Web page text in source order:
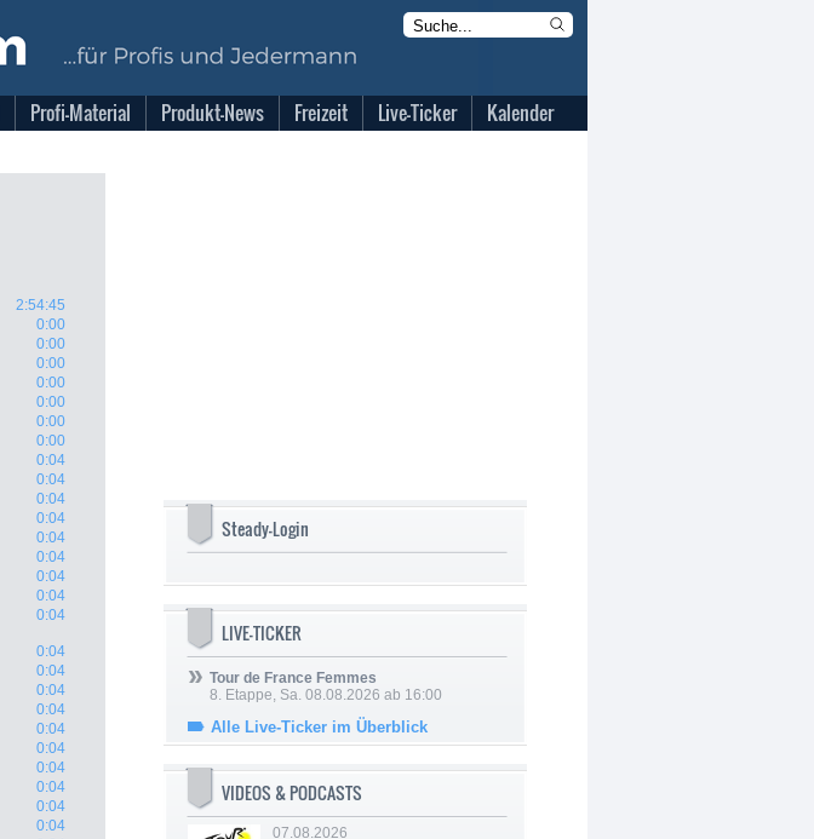
Profi-Material Produkt-News Freizeit Live-Ticker Kalender
2:54:45
0:00
0:00
0:00
0:00
0:00
0:00
0:00
0:04
0:04
0:04
0:04
0:04
0:04
0:04
0:04
0:04
0:04
0:04
0:04
0:04
0:04
0:04
0:04
0:04
0:04
0:04
Steady-Login
LIVE-TICKER
Tour de France Femmes
8. Etappe, Sa. 08.08.2026 ab 16:00
Alle Live-Ticker im Überblick
VIDEOS & PODCASTS
07.08.2026